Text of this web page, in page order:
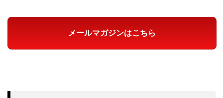
メールマガジンはこちら